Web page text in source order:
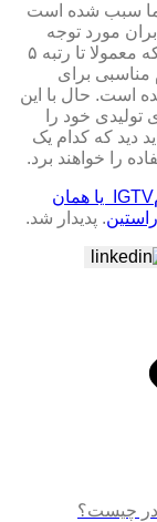
ما سبب شده است
مورد توجه
قرار بگیرد. با توجه به رتبه الکسا اینستگرام ، که معمولا تا رتبه ۵
مناسبی برای
است. حال با این
خود را
دید که کدام یک
معرفی سرویس جدید اینستاگرام به نامIGTV یا همان
. پدیدار شد.
در چیست؟